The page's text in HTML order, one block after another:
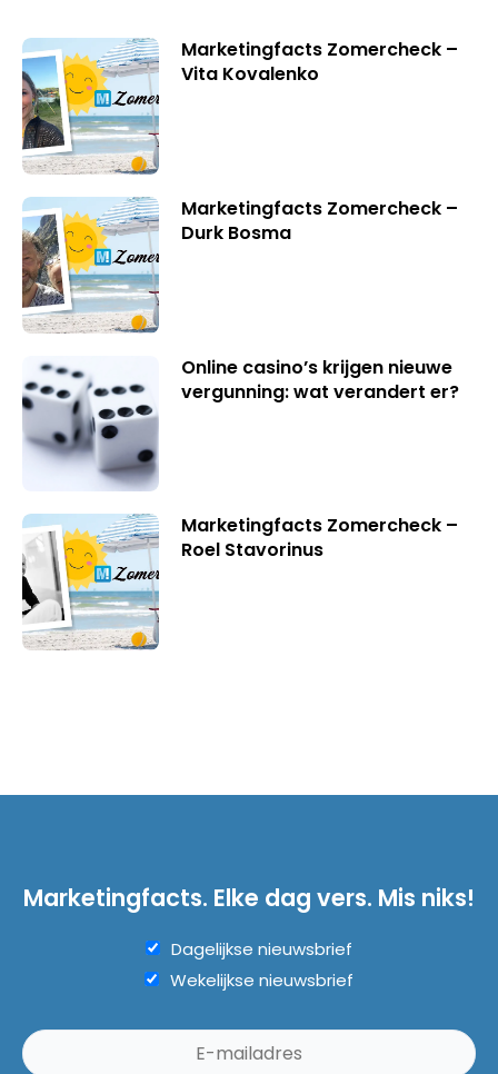
Marketingfacts Zomercheck –
Vita Kovalenko
Marketingfacts Zomercheck –
Durk Bosma
Online casino’s krijgen nieuwe
vergunning: wat verandert er?
Marketingfacts Zomercheck –
Roel Stavorinus
Marketingfacts. Elke dag vers. Mis niks!
Dagelijkse nieuwsbrief
Wekelijkse nieuwsbrief